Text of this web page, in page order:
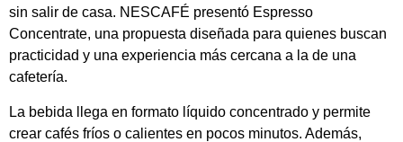
sin salir de casa. NESCAFÉ presentó Espresso
Concentrate, una propuesta diseñada para quienes buscan
practicidad y una experiencia más cercana a la de una
cafetería.
La bebida llega en formato líquido concentrado y permite
crear cafés fríos o calientes en pocos minutos. Además,